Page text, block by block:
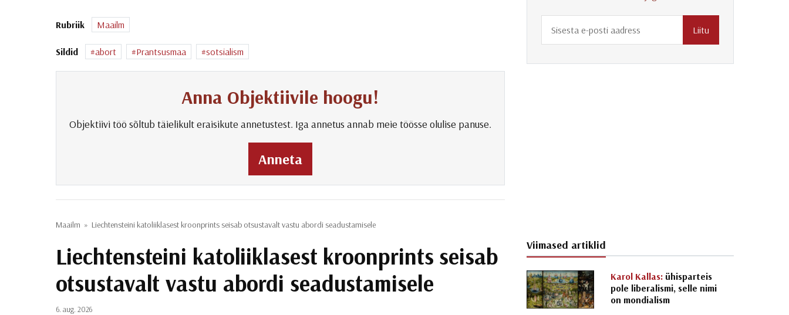
Rubriik Maailm
Sildid abort Prantsusmaa sotsialism
Anna Objektiivile hoogu!
Objektiivi töö sõltub täielikult eraisikute annetustest. Iga annetus annab meie töösse olulise panuse.
Anneta
Liitu
Maailm » Liechtensteini katoliiklasest kroonprints seisab otsustavalt vastu abordi seadustamisele
Liechtensteini katoliiklasest kroonprints seisab
otsustavalt vastu abordi seadustamisele
6. aug. 2026
Viimased artiklid
Karol Kallas: ühisparteis
pole liberalismi, selle nimi
on mondialism